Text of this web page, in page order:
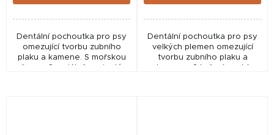
Dentální pochoutka pro psy
omezující tvorbu zubního
plaku a kamene. S mořskou
5
hvězdiček.
Dentální pochoutka pro psy
velkých plemen omezující
tvorbu zubního plaku a